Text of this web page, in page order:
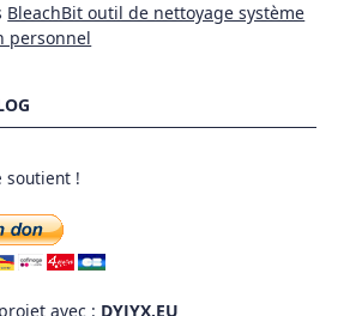
BleachBit outil de nettoyage système
personnel
soutient !
avec : DYJYX.EU